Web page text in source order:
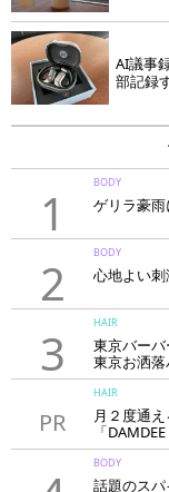
AI議事
部記録
1
BODY
ゲリラ豪雨
2
BODY
心地よい
3
HAIR
東京バーバ
東京お洒
PR
HAIR
月２度通
「
BODY
話題のス